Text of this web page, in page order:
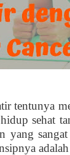
tentunya
sehat
yang